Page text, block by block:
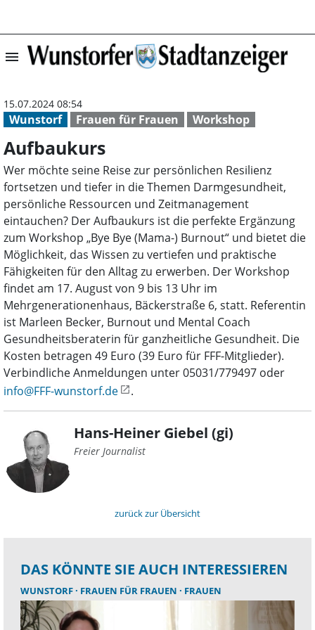
menu Aufbaukurs |
Wunstorf Frauen für Frauen Workshop
15.07.2024 08:54
Aufbaukurs
Wer möchte seine Reise zur persönlichen Resilienz
fortsetzen und tiefer in die Themen Darmgesundheit,
persönliche Ressourcen und Zeitmanagement
eintauchen? Der Aufbaukurs ist die perfekte Ergänzung
zum Workshop „Bye Bye (Mama-) Burnout“ und bietet die
Möglichkeit, das Wissen zu vertiefen und praktische
Fähigkeiten für den Alltag zu erwerben. Der Workshop
findet am 17. August von 9 bis 13 Uhr im
Mehrgenerationenhaus, Bäckerstraße 6, statt. Referentin
ist Marleen Becker, Burnout und Mental Coach
Gesundheitsberaterin für ganzheitliche Gesundheit. Die
Kosten betragen 49 Euro (39 Euro für FFF-Mitglieder).
Verbindliche Anmeldungen unter 05031/779497 oder
info@FFF-wunstorf.de
.
Hans-Heiner Giebel (gi)
Freier Journalist
zurück zur Übersicht
DAS KÖNNTE SIE AUCH INTERESSIEREN
WUNSTORF FRAUEN FÜR FRAUEN FRAUEN